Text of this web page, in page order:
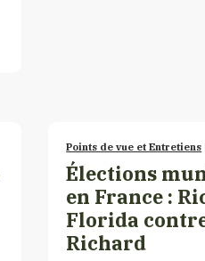
Points de vue et Entretiens
Élections
en France :
Florida
Richard